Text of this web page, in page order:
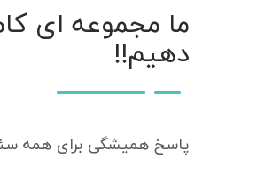
ما مجموعه ای
دهیم!!
پاسخ همیشگی برای همه